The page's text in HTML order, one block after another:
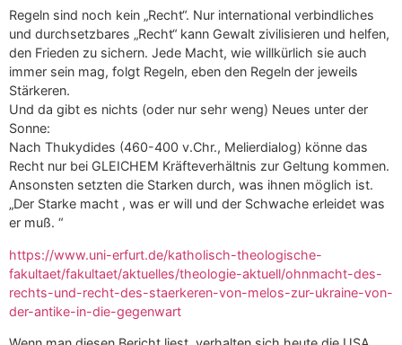
Regeln sind noch kein „Recht“. Nur international verbindliches
und durchsetzbares „Recht“ kann Gewalt zivilisieren und helfen,
den Frieden zu sichern. Jede Macht, wie willkürlich sie auch
immer sein mag, folgt Regeln, eben den Regeln der jeweils
Stärkeren.
Und da gibt es nichts (oder nur sehr weng) Neues unter der
Sonne:
Nach Thukydides (460-400 v.Chr., Melierdialog) könne das
Recht nur bei GLEICHEM Kräfteverhältnis zur Geltung kommen.
Ansonsten setzten die Starken durch, was ihnen möglich ist.
„Der Starke macht , was er will und der Schwache erleidet was
er muß. “
https://www.uni-erfurt.de/katholisch-theologische-
fakultaet/fakultaet/aktuelles/theologie-aktuell/ohnmacht-des-
rechts-und-recht-des-staerkeren-von-melos-zur-ukraine-von-
der-antike-in-die-gegenwart